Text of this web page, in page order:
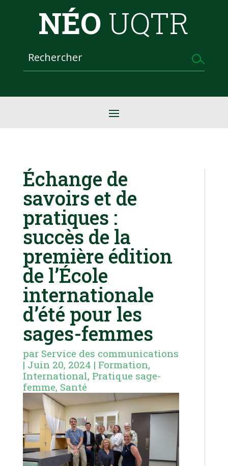
NÉO UQTR
Échange de
savoirs et de
pratiques :
succès de la
première édition
de l’École
internationale
d’été pour les
sages-femmes
par Service des communications
| Juin 20, 2024 | Formation,
International, Pratique sage-
femme, Santé